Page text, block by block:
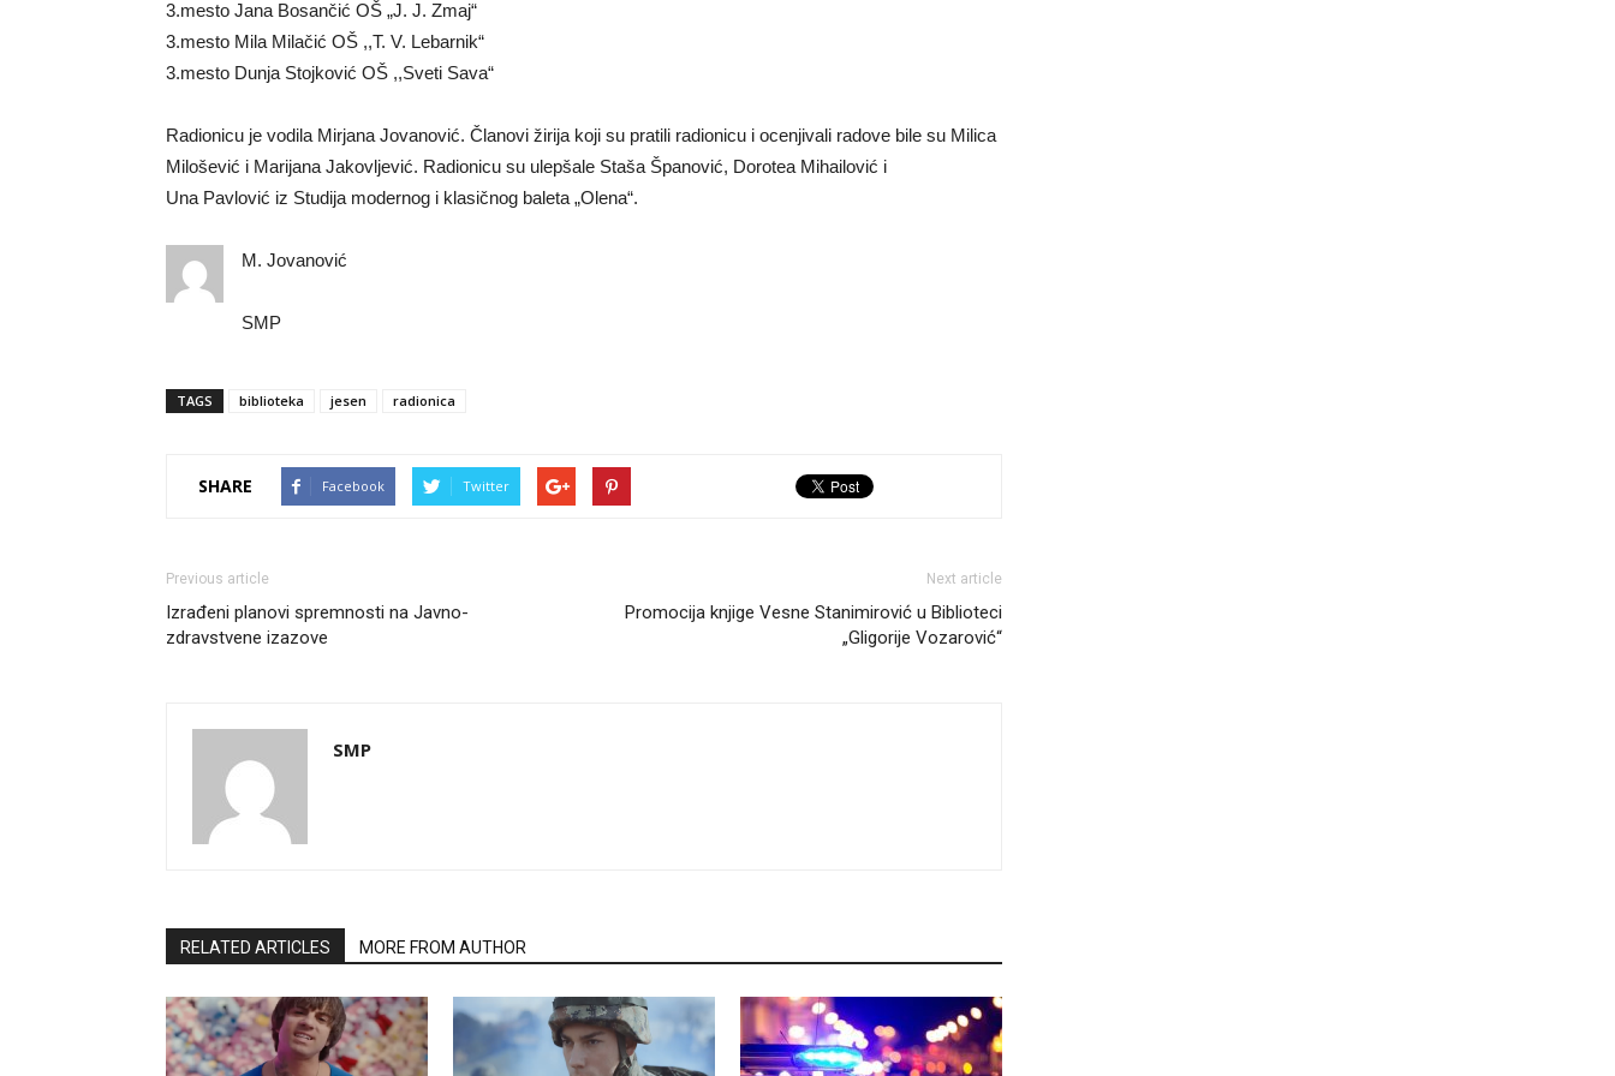
3.mesto Jana Bosančić OŠ „J. J. Zmaj“
3.mesto Mila Milačić OŠ ,,T. V. Lebarnik“
3.mesto Dunja Stojković OŠ ,,Sveti Sava“
Radionicu je vodila Mirjana Jovanović. Članovi žirija koji su pratili radionicu i ocenjivali radove bile su Milica
Milošević i Marijana Jakovljević. Radionicu su ulepšale Staša Španović, Dorotea Mihailović i
Una Pavlović iz Studija modernog i klasičnog baleta „Olena“.
M. Jovanović
SMP
TAGS biblioteka jesen radionica
SHARE Facebook Twitter
Previous article
Izrađeni planovi spremnosti na Javno-
zdravstvene izazove
Next article
Promocija knjige Vesne Stanimirović u Biblioteci
„Gligorije Vozarović“
SMP
RELATED ARTICLES MORE FROM AUTHOR